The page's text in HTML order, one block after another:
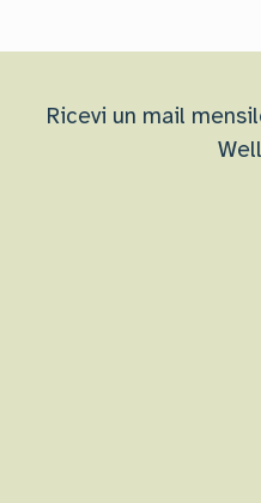
Ricevi un mail